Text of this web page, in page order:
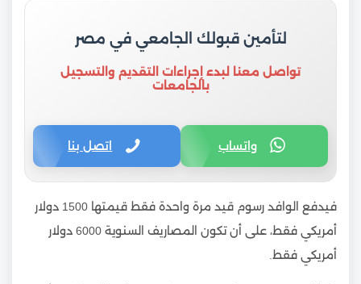
لتأمين قبولك الجامعي في مصر
تواصل معنا لبدء إجراءات التقديم والتسجيل
بالجامعات
واتساب اتصل بنا
فيدفع الوافد رسوم قيد مرة واحدة فقط قيمتها 1500 دولار
أمريكي فقط، على أن تكون المصاريف السنوية 6000 دولار
أمريكي فقط.